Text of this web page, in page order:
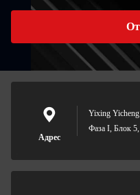
Адрес
Yixing Yicheng
Фаза I, Блок